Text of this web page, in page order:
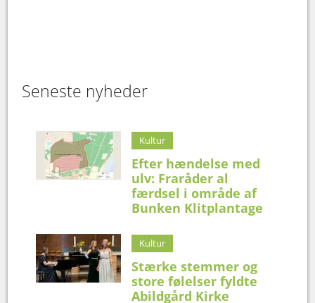
Seneste nyheder
Kultur
Efter hændelse med
ulv: Fraråder al
færdsel i område af
Bunken Klitplantage
Kultur
Stærke stemmer og
store følelser fyldte
Abildgård Kirke